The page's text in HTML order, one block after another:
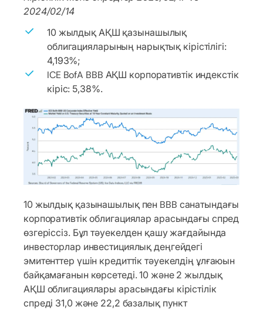
2024/02/14
10 жылдық АҚШ қазынашылық
облигацияларының нарықтық кірістілігі:
4,193%;
ICE BofA BBB АҚШ корпоративтік индекстік
кіріс: 5,38%.
10 жылдық қазынашылық пен BBB санатындағы
корпоративтік облигациялар арасындағы спред
өзгеріссіз. Бұл тәуекелден қашу жағдайында
инвесторлар инвестициялық деңгейдегі
эмитенттер үшін кредиттік тәуекелдің ұлғаюын
байқамағанын көрсетеді. 10 және 2 жылдық
АҚШ облигациялары арасындағы кірістілік
спреді 31,0 және 22,2 базалық пункт